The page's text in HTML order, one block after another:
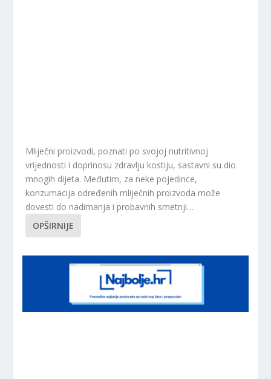
Mliječni proizvodi, poznati po svojoj nutritivnoj
vrijednosti i doprinosu zdravlju kostiju, sastavni su dio
mnogih dijeta. Međutim, za neke pojedince,
konzumacija određenih mliječnih proizvoda može
dovesti do nadimanja i probavnih smetnji…
OPŠIRNIJE